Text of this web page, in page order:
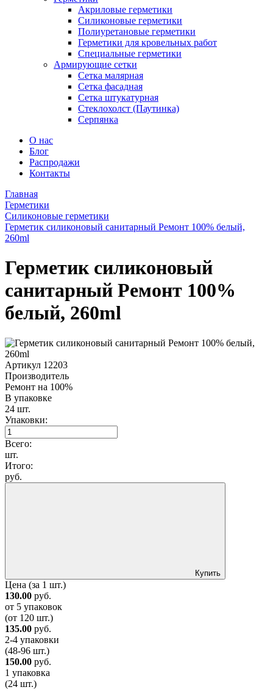
Акриловые герметики
Силиконовые герметики
Полиуретановые герметики
Герметики для кровельных работ
Специальные герметики
Армирующие сетки
Сетка малярная
Сетка фасадная
Сетка штукатурная
Стеклохолст (Паутинка)
Серпянка
О нас
Блог
Распродажи
Контакты
Главная
Герметики
Силиконовые герметики
Герметик силиконовый санитарный Ремонт 100% белый,
260ml
Герметик силиконовый
санитарный Ремонт 100%
белый, 260ml
Артикул 12203
Производитель
Ремонт на 100%
В упаковке
24 шт.
Упаковки:
Всего:
шт.
Итого:
руб.
Купить
Цена (за 1 шт.)
130.00 руб.
от 5 упаковок
(от 120 шт.)
135.00 руб.
2-4 упаковки
(48-96 шт.)
150.00 руб.
1 упаковка
(24 шт.)